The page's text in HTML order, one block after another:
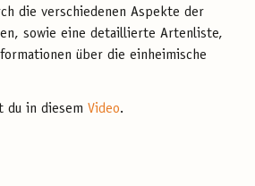
die verschiedenen Aspekte der
sowie eine detaillierte Artenliste,
über die einheimische
du in diesem Video.